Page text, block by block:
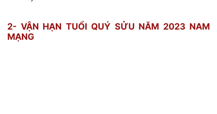
2- VẬN HẠN TUỔI QUÝ SỬU NĂM 2023 NAM
MẠNG